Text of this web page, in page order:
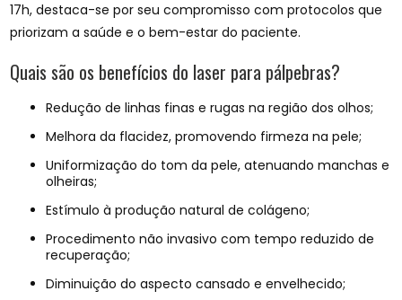
17h, destaca-se por seu compromisso com protocolos que
priorizam a saúde e o bem-estar do paciente.
Quais são os benefícios do laser para pálpebras?
Redução de linhas finas e rugas na região dos olhos;
Melhora da flacidez, promovendo firmeza na pele;
Uniformização do tom da pele, atenuando manchas e
olheiras;
Estímulo à produção natural de colágeno;
Procedimento não invasivo com tempo reduzido de
recuperação;
Diminuição do aspecto cansado e envelhecido;